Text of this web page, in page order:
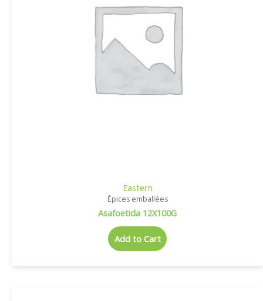
Eastern
Épices emballées
Asafoetida 12X100G
Add to Cart